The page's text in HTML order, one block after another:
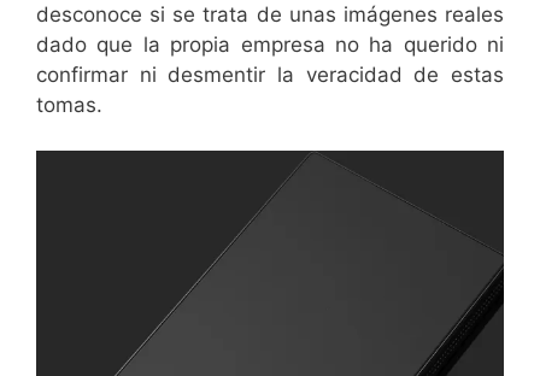
desconoce si se trata de unas imágenes reales
dado que la propia empresa no ha querido ni
confirmar ni desmentir la veracidad de estas
tomas.